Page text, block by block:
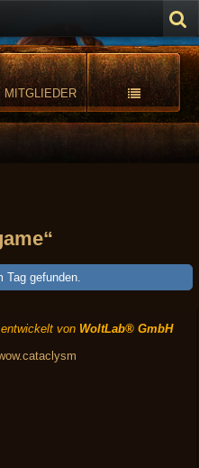
MITGLIEDER
Tag gefunden.
von WoltLab® GmbH